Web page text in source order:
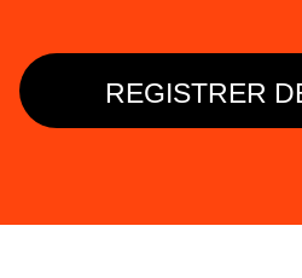
REGISTRER